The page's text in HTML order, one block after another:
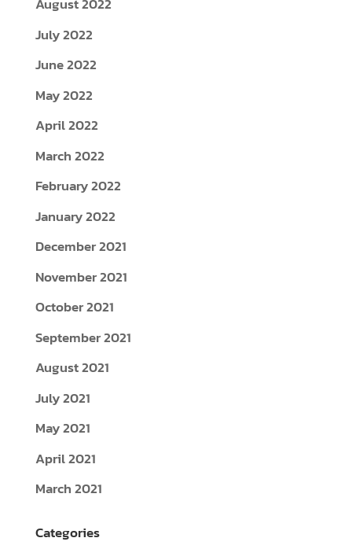
July 2022
June 2022
May 2022
April 2022
March 2022
February 2022
January 2022
December 2021
November 2021
October 2021
September 2021
August 2021
July 2021
May 2021
April 2021
March 2021
Categories